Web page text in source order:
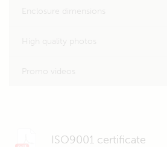
ISO9001 certificate